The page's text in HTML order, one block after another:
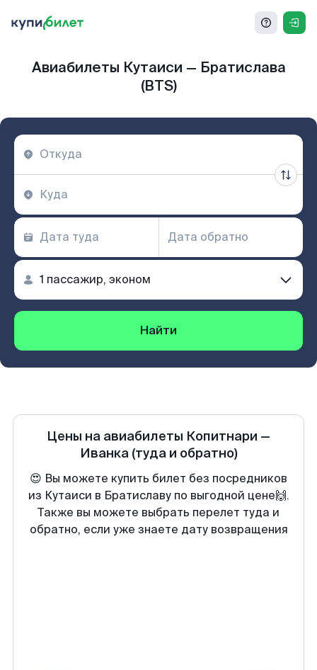
Авиабилеты Кутаиси — Братислава
(BTS)
Найти
Цены на авиабилеты Копитнари —
Иванка (туда и обратно)
😍 Вы можете купить билет без посредников
из Кутаиси в Братиславу по выгодной цене🙌.
Также вы можете выбрать перелет туда и
обратно, если уже знаете дату возвращения